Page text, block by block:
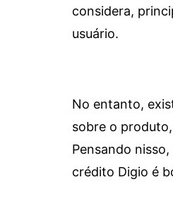
considera,
usuário.
No entanto,
sobre o
Pensando
crédito Digio é